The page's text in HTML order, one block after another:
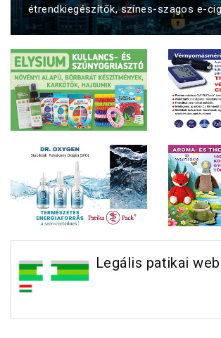
étrendkiegészítők, színes-szagos e-
Legális patikai